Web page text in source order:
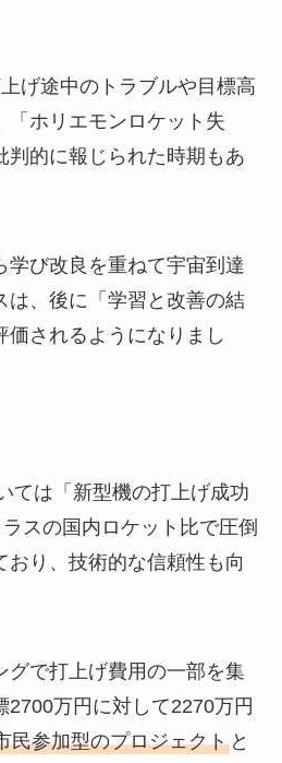
げ途中のトラブルや目標高
「ホリエモンロケット失
判的に報じられた時期もあ
学び改良を重ねて宇宙到達
は、後に「学習と改善の結
価されるようになりまし
ては「新型機の打上げ成功
スの国内ロケット比で圧倒
おり、技術的な信頼性も向
グで打上げ費用の一部を集
2700万円に対して2270万円
民参加型のプロジェクトと